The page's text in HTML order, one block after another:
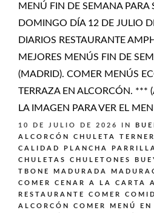
MENÚ FIN DE SEMANA PARA
DOMINGO DÍA 12 DE JULIO
DIARIOS RESTAURANTE
MEJORES MENÚS FIN DE
(MADRID). COMER MENÚS
TERRAZA EN ALCORCÓN. ***
LA IMAGEN PARA VER EL
10 DE JULIO DE 2026 IN
ALCORCÓN
CHULETA
CALIDAD PLANCHA
CHULETAS CHULETONES
TBONE MADURADA
COMER CENAR A LA CARTA
RESTAURANTE
COMER
ALCORCÓN
COMER MENÚ EN